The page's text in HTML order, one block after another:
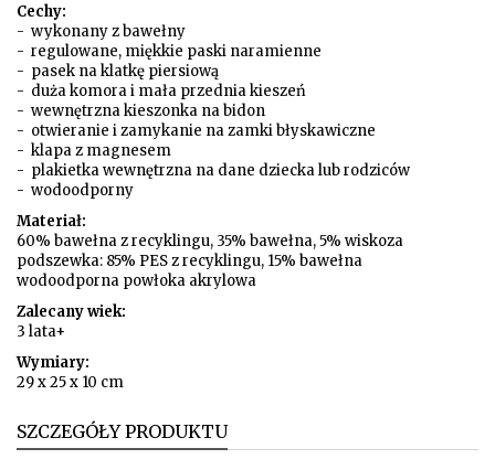
Cechy:
- wykonany z bawełny
- regulowane, miękkie paski naramienne
- pasek na klatkę piersiową
- duża komora i mała przednia kieszeń
- wewnętrzna kieszonka na bidon
- otwieranie i zamykanie na zamki błyskawiczne
- klapa z magnesem
- plakietka wewnętrzna na dane dziecka lub rodziców
- wodoodporny
Materiał:
60% bawełna z recyklingu, 35% bawełna, 5% wiskoza
podszewka: 85% PES z recyklingu, 15% bawełna
wodoodporna powłoka akrylowa
Zalecany wiek:
3 lata+
Wymiary:
29 x 25 x 10 cm
SZCZEGÓŁY PRODUKTU